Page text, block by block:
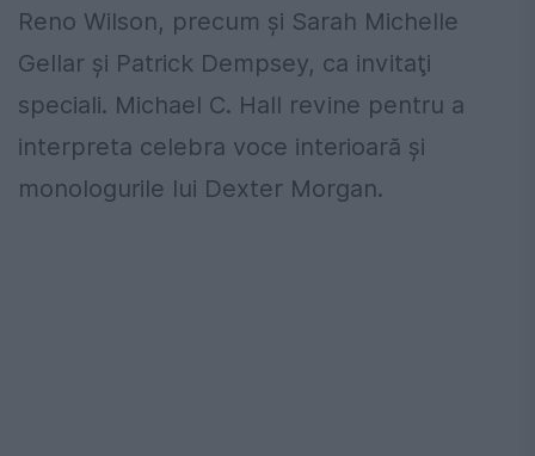
Reno Wilson, precum şi Sarah Michelle
Gellar şi Patrick Dempsey, ca invitaţi
speciali. Michael C. Hall revine pentru a
interpreta celebra voce interioară şi
monologurile lui Dexter Morgan.